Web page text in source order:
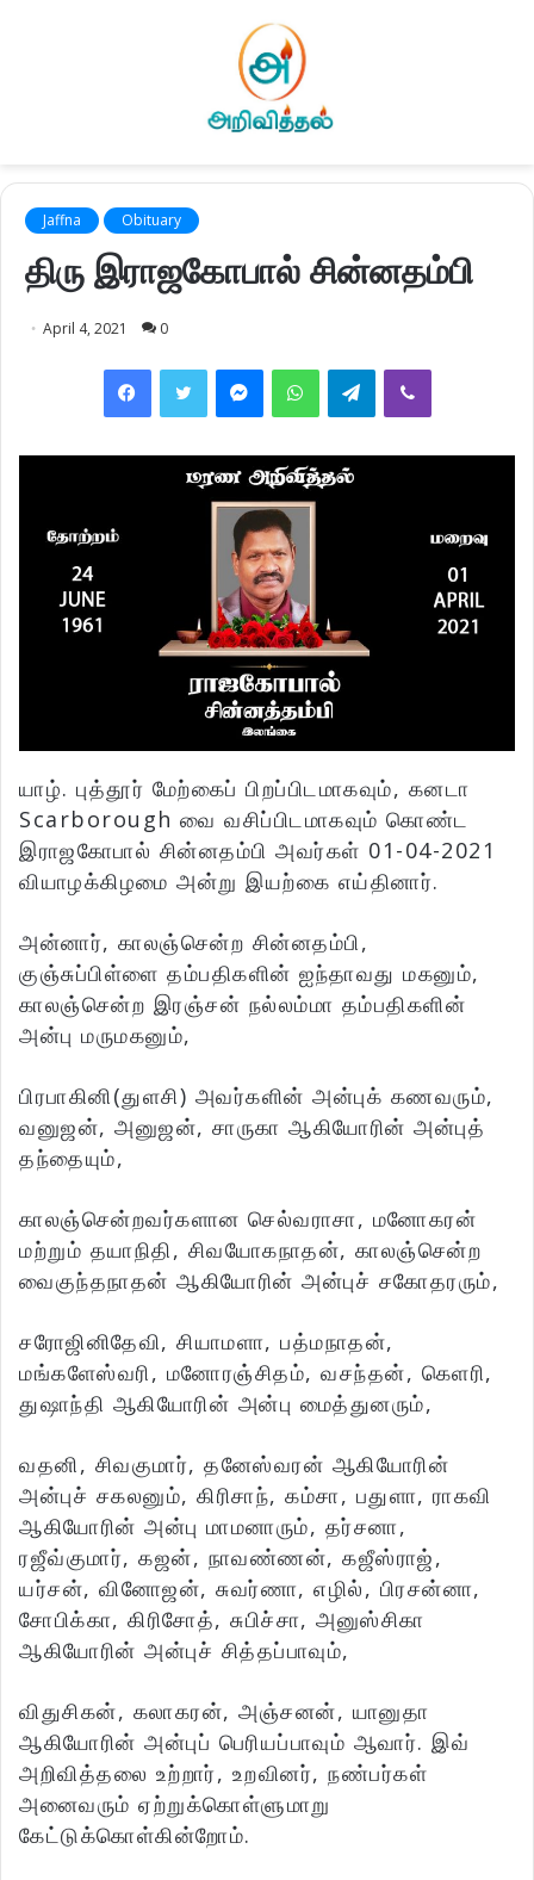
Jaffna Obituary
திரு இராஜகோபால் சின்னதம்பி
April 4, 2021 0
FacebookTwitter MessengerWhatsAppTelegramViber
யாழ். புத்தூர் மேற்கைப் பிறப்பிடமாகவும், கனடா
Scarborough வை வசிப்பிடமாகவும் கொண்ட
இராஜகோபால் சின்னதம்பி அவர்கள் 01-04-2021
வியாழக்கிழமை அன்று இயற்கை எய்தினார்.
அன்னார், காலஞ்சென்ற சின்னதம்பி,
குஞ்சுப்பிள்ளை தம்பதிகளின் ஐந்தாவது மகனும்,
காலஞ்சென்ற இரஞ்சன் நல்லம்மா தம்பதிகளின்
அன்பு மருமகனும்,
பிரபாகினி(துளசி) அவர்களின் அன்புக் கணவரும்,
வனுஜன், அனுஜன், சாருகா ஆகியோரின் அன்புத்
தந்தையும்,
காலஞ்சென்றவர்களான செல்வராசா, மனோகரன்
மற்றும் தயாநிதி, சிவயோகநாதன், காலஞ்சென்ற
வைகுந்தநாதன் ஆகியோரின் அன்புச் சகோதரரும்,
சரோஜினிதேவி, சியாமளா, பத்மநாதன்,
மங்களேஸ்வரி, மனோரஞ்சிதம், வசந்தன், கெளரி,
துஷாந்தி ஆகியோரின் அன்பு மைத்துனரும்,
வதனி, சிவகுமார், தனேஸ்வரன் ஆகியோரின்
அன்புச் சகலனும், கிரிசாந், கம்சா, பதுளா, ராகவி
ஆகியோரின் அன்பு மாமனாரும், தர்சனா,
ரஜீவ்குமார், கஜன், நாவண்ணன், கஜீஸ்ராஜ்,
யர்சன், வினோஜன், சுவர்ணா, எழில், பிரசன்னா,
சோபிக்கா, கிரிசோத், சுபிச்சா, அனுஸ்சிகா
ஆகியோரின் அன்புச் சித்தப்பாவும்,
விதுசிகன், கலாகரன், அஞ்சனன், யானுதா
ஆகியோரின் அன்புப் பெரியப்பாவும் ஆவார். இவ்
அறிவித்தலை உற்றார், உறவினர், நண்பர்கள்
அனைவரும் ஏற்றுக்கொள்ளுமாறு
கேட்டுக்கொள்கின்றோம்.